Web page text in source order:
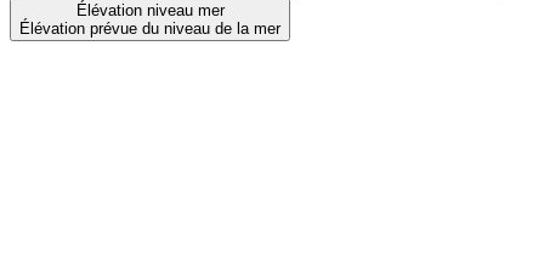
Élévation niveau mer
Élévation prévue du niveau de la mer